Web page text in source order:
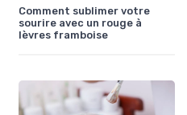
Comment sublimer votre
sourire avec un rouge à
lèvres framboise